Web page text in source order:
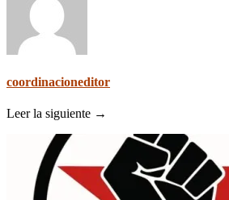
coordinacioneditor
Leer la siguiente →